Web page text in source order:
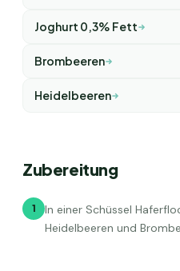
Joghurt 0,3% Fett
Brombeeren
Heidelbeeren
Zubereitung
1
In einer Schüssel
Heidelbeeren und